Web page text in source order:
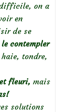
on a
en
de se
le contempler
tondre,
fleuri, mais
solutions